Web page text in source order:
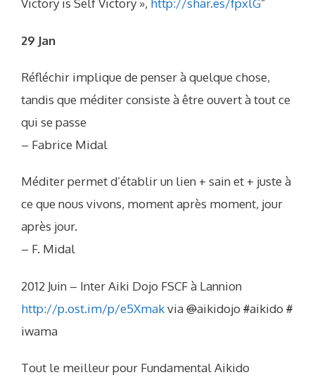
Victory is Self Victory », http://shar.es/fpxlG”
29 Jan
Réfléchir implique de penser à quelque chose,
tandis que méditer consiste à être ouvert à tout ce
qui se passe
– Fabrice Midal
Méditer permet d’établir un lien + sain et + juste à
ce que nous vivons, moment après moment, jour
après jour.
– F. Midal
2012 Juin – Inter Aiki Dojo FSCF à Lannion
http://p.ost.im/p/e5Xmakvia@aikidojo #aikido #
iwama
Tout le meilleur pour Fundamental Aikido